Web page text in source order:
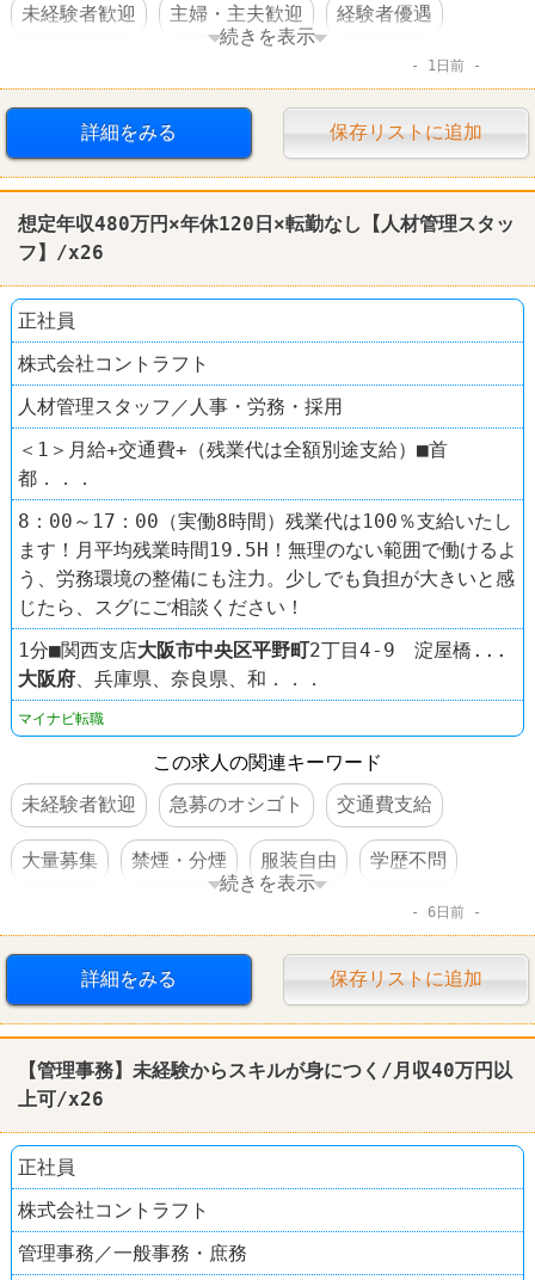
未経験者歓迎 主婦・主夫歓迎 経験者優遇
ローソン
続きを表示
1日前
詳細をみる 保存リストに追加
想定年収480万円×年休120日×転勤なし【人材管理スタッ
フ】/x26
正社員
株式会社コントラフト
人材管理スタッフ／人事・労務・採用
＜1＞月給+交通費+（残業代は全額別途支給）■首
都．．．
8：00～17：00（実働8時間）残業代は100％支給いたし
ます！月平均残業時間19.5H！無理のない範囲で働けるよ
う、労務環境の整備にも注力。少しでも負担が大きいと感
じたら、スグにご相談ください！
1分■関西支店大阪市中央区平野町2丁目4-9 淀屋橋...
大阪府 、兵庫県、奈良県、和．．．
マイナビ転職
この求人の関連キーワード
未経験者歓迎
急募のオシゴト 交通費支給
大量募集 禁煙・分煙 服装自由 学歴不問
完全週休2日制 上場企業
続きを表示
6日前
詳細をみる 保存リストに追加
【管理事務】未経験からスキルが身につく/月収40万円以
上可/x26
正社員
株式会社コントラフト
管理事務／一般事務・庶務